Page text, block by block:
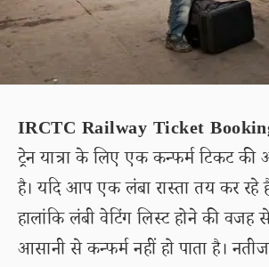
IRCTC Railway Ticket
ट्रेन यात्रा के लिए एक कन्फर्म टिकट
है। यदि आप एक लंबा रास्ता तय कर रहे
हालांकि लंबी वेटिंग लिस्ट होने की वजह
आसानी से कन्फर्म नहीं हो पाता है।